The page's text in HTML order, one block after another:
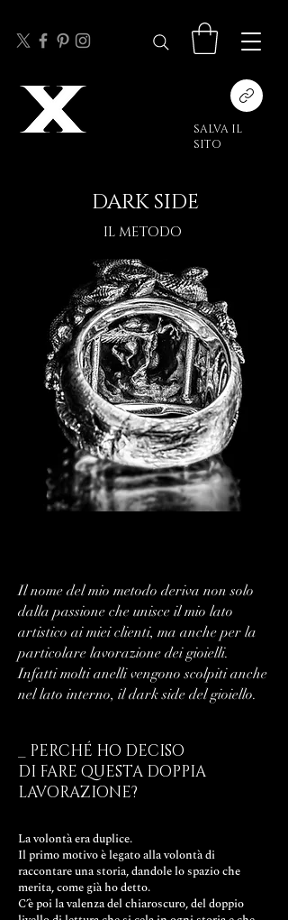
SALVA IL
SITO
DARK SIDE
IL METODO
Il nome del mio metodo deriva non solo
dalla passione che unisce il mio lato
artistico ai miei clienti, ma anche per la
particolare lavorazione dei gioielli.
Infatti molti anelli vengono scolpiti anche
nel lato interno, il dark side del gioiello.
_ PERCHÉ HO DECISO
DI FARE QUESTA DOPPIA
LAVORAZIONE?
La volontà era duplice.
Il primo motivo è legato alla volontà di
raccontare una storia, dandole lo spazio che
merita, come già ho detto.
C’è poi la valenza del chiaroscuro, del doppio